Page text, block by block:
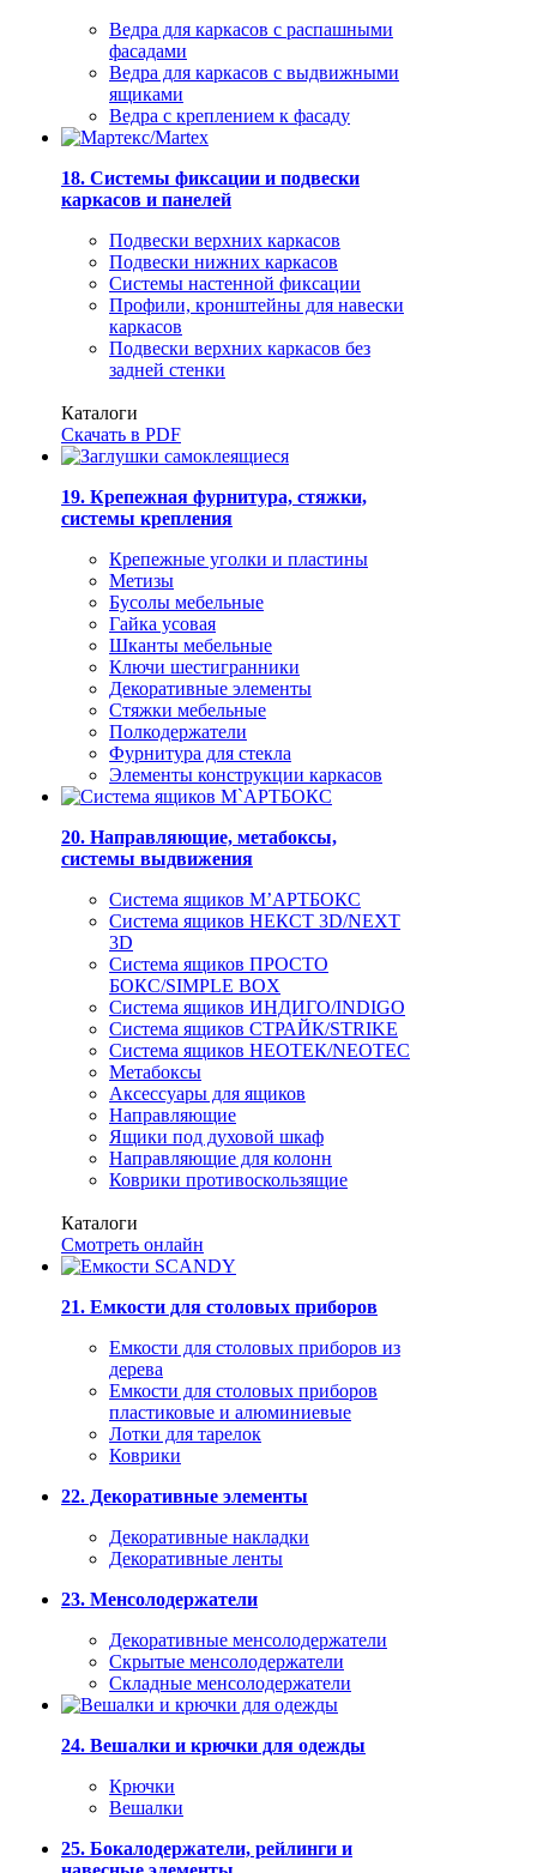
Ведра для каркасов с распашными
фасадами
Ведра для каркасов с выдвижными
ящиками
Ведра с креплением к фасаду
18. Системы фиксации и подвески
каркасов и панелей
Подвески верхних каркасов
Подвески нижних каркасов
Системы настенной фиксации
Профили, кронштейны для навески
каркасов
Подвески верхних каркасов без
задней стенки
Каталоги
Скачать в PDF
19. Крепежная фурнитура, стяжки,
системы крепления
Крепежные уголки и пластины
Метизы
Бусолы мебельные
Гайка усовая
Шканты мебельные
Ключи шестигранники
Декоративные элементы
Стяжки мебельные
Полкодержатели
Фурнитура для стекла
Элементы конструкции каркасов
20. Направляющие, метабоксы,
системы выдвижения
Система ящиков М’АРТБОКС
Система ящиков НЕКСТ 3D/NEXT
3D
Система ящиков ПРОСТО
БОКС/SIMPLE BOX
Система ящиков ИНДИГО/INDIGO
Система ящиков СТРАЙК/STRIKE
Система ящиков НЕОТЕК/NEOTEC
Метабоксы
Аксессуары для ящиков
Направляющие
Ящики под духовой шкаф
Направляющие для колонн
Коврики противоскользящие
Каталоги
Смотреть онлайн
21. Емкости для столовых приборов
Емкости для столовых приборов из
дерева
Емкости для столовых приборов
пластиковые и алюминиевые
Лотки для тарелок
Коврики
22. Декоративные элементы
Декоративные накладки
Декоративные ленты
23. Менсолодержатели
Декоративные менсолодержатели
Скрытые менсолодержатели
Складные менсолодержатели
24. Вешалки и крючки для одежды
Крючки
Вешалки
25. Бокалодержатели, рейлинги и